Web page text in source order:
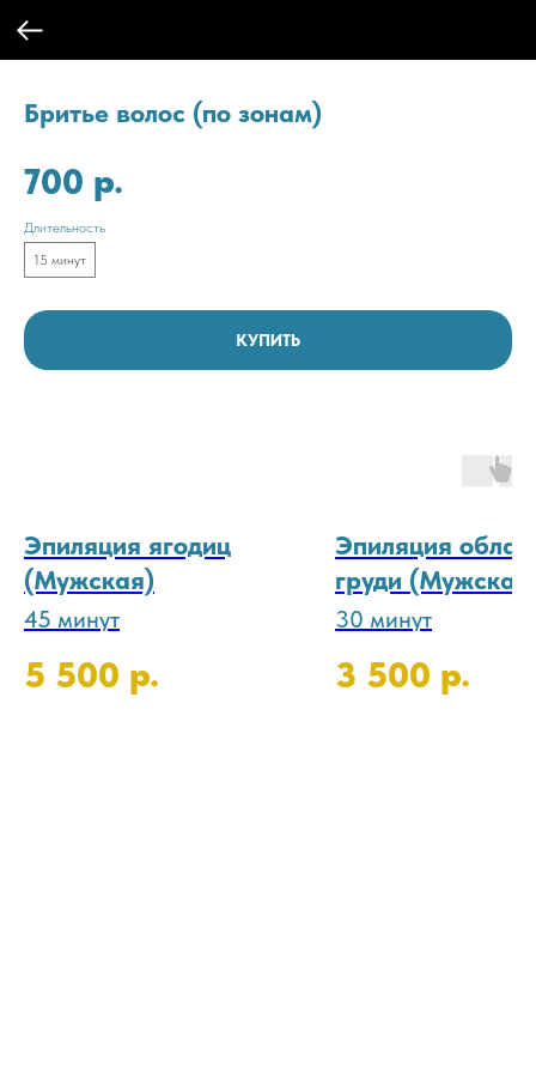
Бритье волос (по зонам)
700 р.
Длительность
15 минут
КУПИТЬ
Эпиляция ягодиц
(Мужская)
45 минут
5 500 р.
Эпиляция
груди
30 минут
3 500 р.